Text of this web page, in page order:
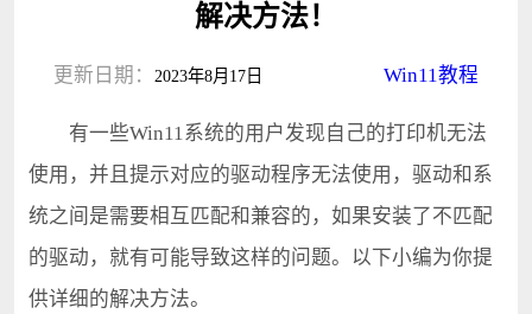
解决方法！
更新日期： 2023年8月17日 Win11教程
有一些Win11系统的用户发现自己的打印机无法
使用，并且提示对应的驱动程序无法使用，驱动和系
统之间是需要相互匹配和兼容的，如果安装了不匹配
的驱动，就有可能导致这样的问题。以下小编为你提
供详细的解决方法。